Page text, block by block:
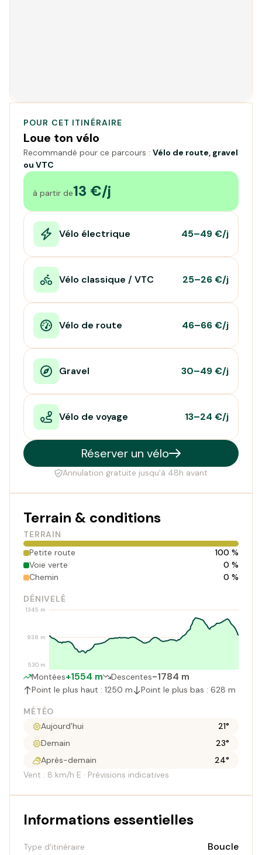
POUR CET ITINÉRAIRE
Loue ton vélo
Recommandé pour ce parcours : Vélo de route, gravel
ou VTC
à partir de13 €/j
Vélo électrique 45–49 €/j
Vélo classique / VTC 25–26 €/j
Vélo de route 46–66 €/j
Gravel 30–49 €/j
Vélo de voyage 13–24 €/j
Réserver un vélo
Annulation gratuite jusqu'à 48h avant
Terrain & conditions
TERRAIN
Petite route
100 %
Voie verte
0 %
Chemin
0 %
DÉNIVELÉ
530 m
938 m
1345 m
Montées+1554 m Descentes-1784 m
Point le plus haut : 1250 m Point le plus bas : 628 m
MÉTÉO
Aujourd'hui
21°
Demain
23°
Après-demain
24°
Vent : 8 km/h E · Prévisions indicatives
Informations essentielles
Type d'itinéraire Boucle